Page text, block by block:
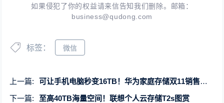
如果侵犯了你的权益请来信告知我们删除。邮箱：
business@qudong.com
标签： 微信
上一篇:
可让手机电脑秒变16TB！华为家庭存储双11销售超10000台
下一篇:
至高40TB海量空间！联想个人云存储T2s图赏